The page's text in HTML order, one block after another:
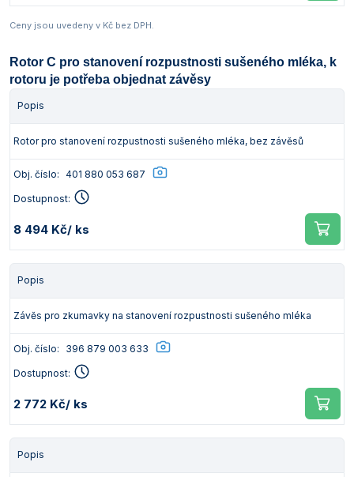
Ceny jsou uvedeny v Kč bez DPH.
Rotor C pro stanovení rozpustnosti sušeného mléka, k
rotoru je potřeba objednat závěsy
Popis
Rotor pro stanovení rozpustnosti sušeného mléka, bez závěsů
Obj. číslo: 401 880 053 687
Dostupnost:
8 494 Kč/ ks
Popis
Závěs pro zkumavky na stanovení rozpustnosti sušeného mléka
Obj. číslo: 396 879 003 633
Dostupnost:
2 772 Kč/ ks
Popis